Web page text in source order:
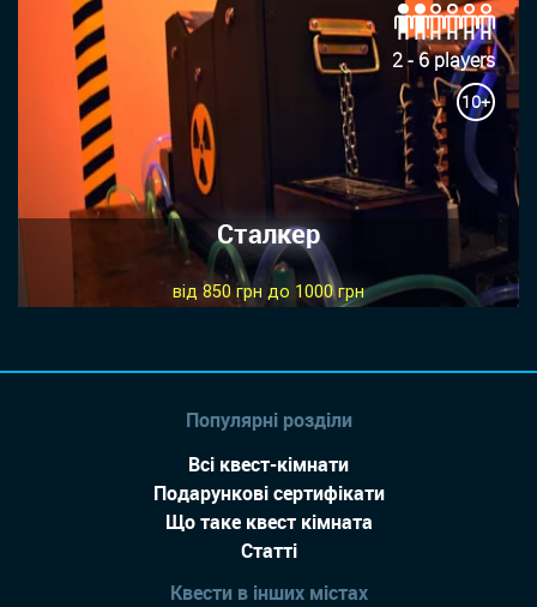
2 - 6 players
10+
Сталкер
від 850 грн до 1000 грн
Популярні розділи
Всі квест-кімнати
Подарункові сертифікати
Що таке квест кімната
Статті
Квести в інших містах